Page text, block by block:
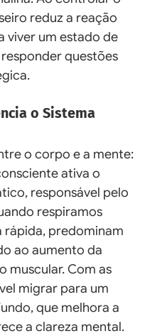
reduz a reação
viver um estado de
questões
o Sistema
o corpo e a mente:
ativa o
responsável pelo
respiramos
predominam
ao aumento da
muscular. Com as
migrar para um
que melhora a
a clareza mental.